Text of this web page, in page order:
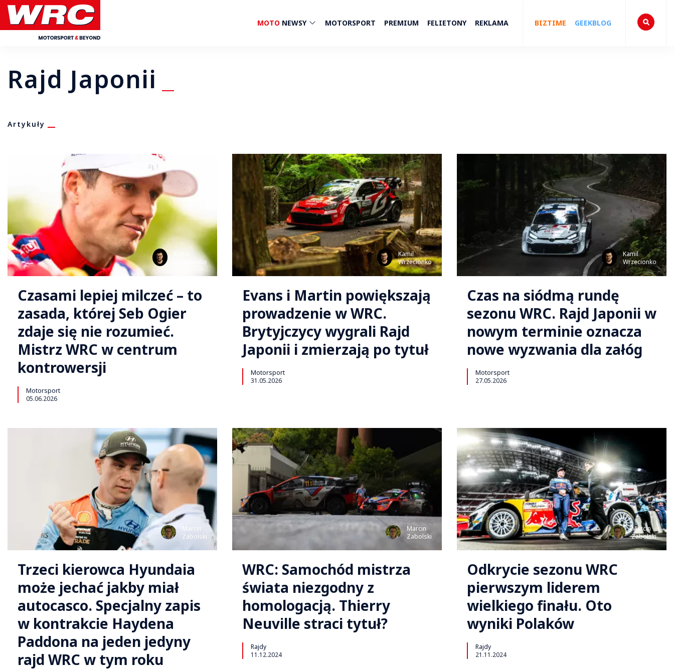
MOTO NEWSY MOTORSPORT PREMIUM FELIETONY REKLAMA BIZTIME GEEKBLOG
Rajd Japonii
Artykuły
Wrzecionko
Czasami lepiej milczeć – to
zasada, której Seb Ogier
zdaje się nie rozumieć.
Mistrz WRC w centrum
kontrowersji
Motorsport
05.06.2026
Kamil
Wrzecionko
Evans i Martin powiększają
prowadzenie w WRC.
Brytyjczycy wygrali Rajd
Japonii i zmierzają po tytuł
Motorsport
31.05.2026
Kamil
Wrzecionko
Czas na siódmą rundę
sezonu WRC. Rajd Japonii w
nowym terminie oznacza
nowe wyzwania dla załóg
Motorsport
27.05.2026
Marcin
Zabolski
Trzeci kierowca Hyundaia
może jechać jakby miał
autocasco. Specjalny zapis
w kontrakcie Haydena
Paddona na jeden jedyny
rajd WRC w tym roku
Marcin
Zabolski
WRC: Samochód mistrza
świata niezgodny z
homologacją. Thierry
Neuville straci tytuł?
Rajdy
11.12.2024
Marcin
Zabolski
Odkrycie sezonu WRC
pierwszym liderem
wielkiego finału. Oto
wyniki Polaków
Rajdy
21.11.2024